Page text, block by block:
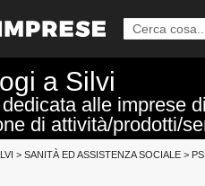
a Silvi
alle imprese di
di attività/prodotti/
> SANITÀ ED ASSISTENZA SOCIALE >